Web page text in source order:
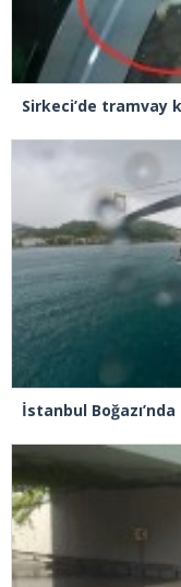
Sirkeci’de tramvay
İstanbul